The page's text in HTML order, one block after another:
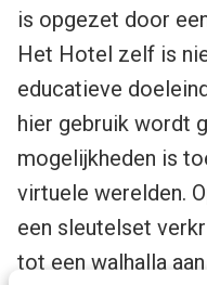
is opgezet door
Het Hotel zelf is
educatieve
hier gebruik wordt
mogelijkheden is
virtuele werelden.
een sleutelset
tot een walhalla